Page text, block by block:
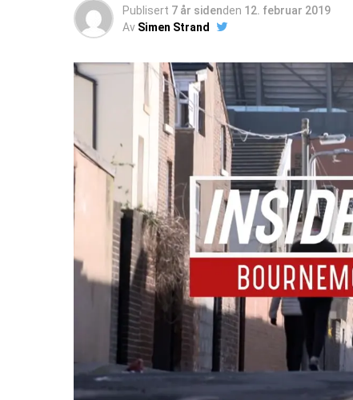
Publisert 7 år sidenden 12. februar 2019
Av Simen Strand